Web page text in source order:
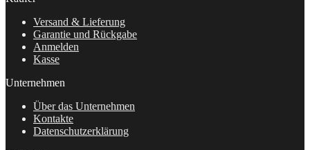
Versand & Lieferung
Garantie und Rückgabe
Anmelden
Kasse
Unternehmen
Über das Unternehmen
Kontakte
Datenschutzerklärung